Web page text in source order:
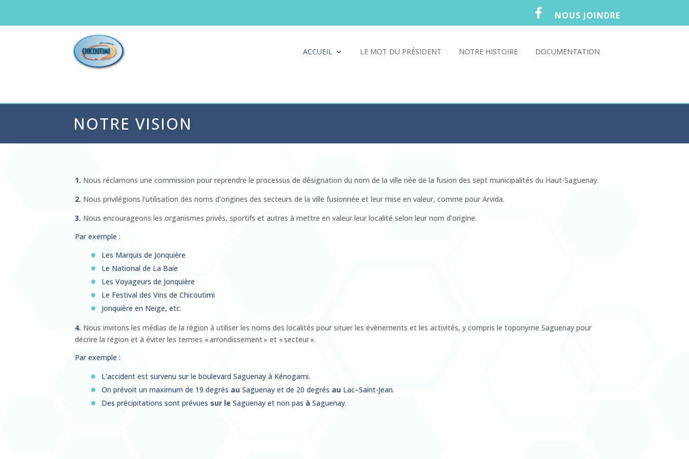
NOUS JOINDRE
ACCUEIL LE MOT DU PRÉSIDENT NOTRE HISTOIRE DOCUMENTATION
NOTRE VISION
1. Nous réclamons une commission pour reprendre le processus de désignation du nom de la ville née de la fusion des sept municipalités du Haut-Saguenay.
2. Nous privilégions l’utilisation des noms d’origines des secteurs de la ville fusionnée et leur mise en valeur, comme pour Arvida.
3. Nous encourageons les organismes privés, sportifs et autres à mettre en valeur leur localité selon leur nom d’origine.
Par exemple :
Les Marquis de Jonquière
Le National de La Baie
Les Voyageurs de Jonquière
Le Festival des Vins de Chicoutimi
Jonquière en Neige, etc.
4. Nous invitons les médias de la région à utiliser les noms des localités pour situer les évènements et les activités, y compris le toponyme Saguenay pour
décrire la région et à éviter les termes « arrondissement » et « secteur ».
Par exemple :
L’accident est survenu sur le boulevard Saguenay à Kénogami.
On prévoit un maximum de 19 degrés au Saguenay et de 20 degrés au Lac–Saint-Jean.
Des précipitations sont prévues sur le Saguenay et non pas àSaguenay.